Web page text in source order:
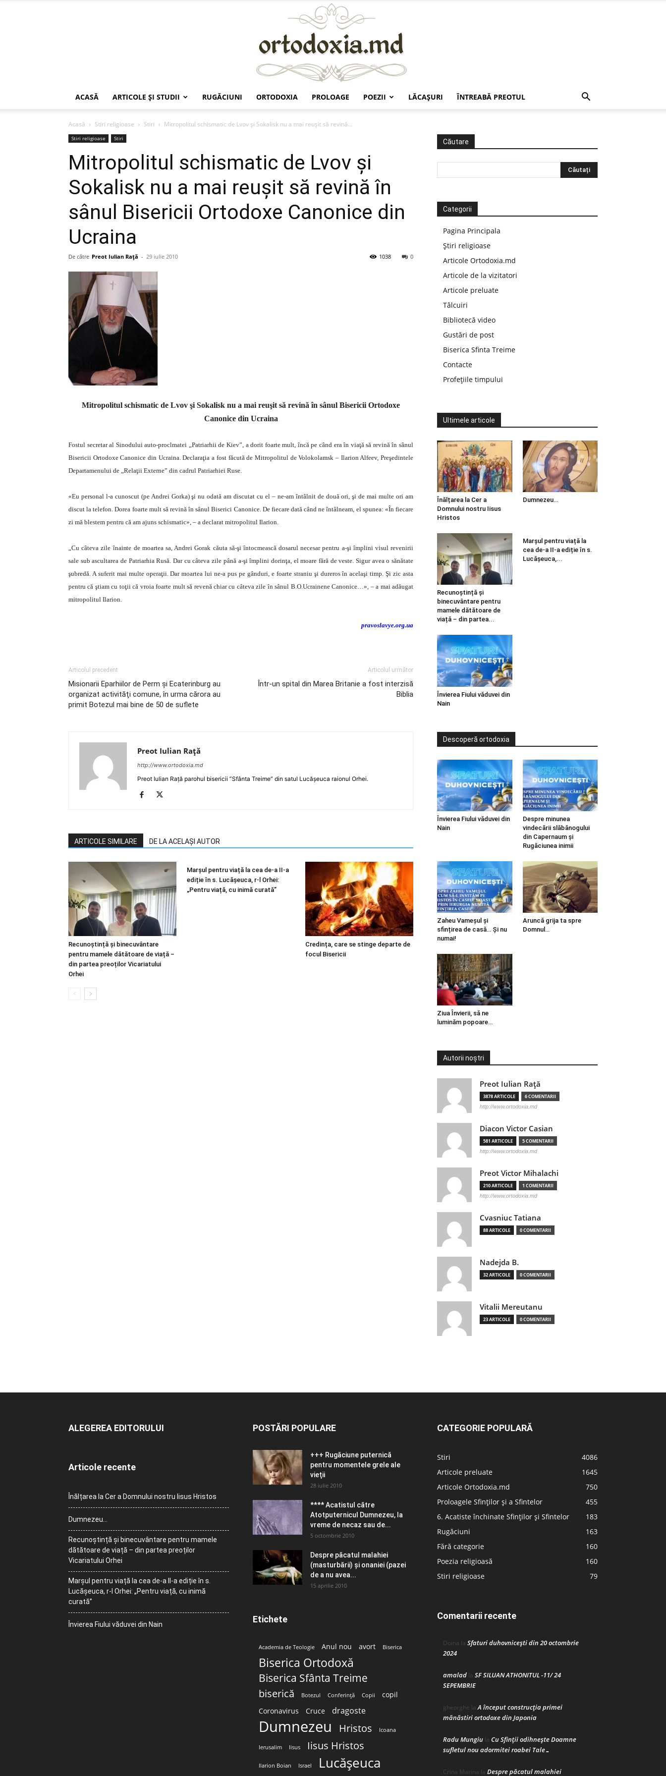
ACASĂ ARTICOLE ŞI STUDII RUGĂCIUNI ORTODOXIA PROLOAGE POEZII LĂCAŞURI ÎNTREABĂ PREOTUL
Acasă Stiri religioase Stiri Mitropolitul schismatic de Lvov şi Sokalisk nu a mai reuşit să revină...
Stiri religioase Stiri
Mitropolitul schismatic de Lvov şi
Sokalisk nu a mai reuşit să revină în
sânul Bisericii Ortodoxe Canonice din
Ucraina
De către Preot Iulian Raţă - 29 iulie 2010 0
1038
Mitropolitul schismatic de Lvov şi Sokalisk nu a mai reuşit să revină în sânul Bisericii Ortodoxe
Canonice din Ucraina
Fostul secretar al Sinodului auto-proclmatei „Patriarhii de Kiev”, a dorit foarte mult, încă pe când era în viaţă să revină în sânul
Bisericii Ortodoxe Canonice din Ucraina. Declaraţia a fost făcută de Mitropolitul de Volokolamsk – Ilarion Alfeev, Preşedintele
Departamenului de „Relaţii Externe” din cadrul Patriarhiei Ruse.
«Eu personal l-a cunoscut (pe Andrei Gorka) şi nu odată am discutat cu el – ne-am întâlnit de două ori, şi de mai multe ori am
discut la telefon. Dorea foarte mult să revină în sânul Biserici Canonice. De fiecare dată când ne întâlneam, el spunea: «În fiecare
zi mă blestem pentru că am ajuns schismatic», – a declarat mitropolitul Ilarion.
„Cu câteva zile înainte de moartea sa, Andrei Gorak căuta să-şi întocmească dosarul necesar pentru a-şi împlini visul revenirii
sale sub ascultarea de Patriarhia Rusă. Dar cu câteva zile până a-şi împlini dorinţa, el moare fără de veste. Sigur avea o sănătate
şubredă. A suferit mai multe operaţii. Dar moartea lui ne-a pus pe gânduri, e foarte straniu şi dureros în acelaşi timp. Şi zic asta
pentru că ştiam cu toţii că vroia foarte mult să revenă chiar cu câteva zile în sânul B.O.Ucrainene Canonice…», – a mai adăugat
mitropolitul Ilarion.
pravoslavye.org.ua
Articolul precedent
Misionarii Eparhiilor de Perm şi Ecaterinburg au
organizat activităţi comune, în urma cărora au
primit Botezul mai bine de 50 de suflete
Articolul următor
Într-un spital din Marea Britanie a fost interzisă
Biblia
Preot Iulian Raţă
http://www.ortodoxia.md
Preot Iulian Rață parohul bisericii ”Sfânta Treime” din satul Lucășeuca raionul Orhei.
ARTICOLE SIMILARE DE LA ACELAȘI AUTOR
Recunoștință și binecuvântare
pentru mamele dătătoare de viață –
din partea preoților Vicariatului
Orhei
Marșul pentru viață la cea de-a II-a
ediție în s. Lucășeuca, r-l Orhei:
„Pentru viață, cu inimă curată”
Credința, care se stinge departe de
focul Bisericii
Căutare
Categorii
Pagina Principala
Știri religioase
Articole Ortodoxia.md
Articole de la vizitatori
Articole preluate
Tâlcuiri
Bibliotecă video
Gustări de post
Biserica Sfinta Treime
Contacte
Profețiile timpului
Ultimele articole
Înălțarea la Cer a
Domnului nostru Iisus
Hristos
Dumnezeu…
Recunoștință și
binecuvântare pentru
mamele dătătoare de
viață – din partea...
Marșul pentru viață la
cea de-a II-a ediție în s.
Lucășeuca,...
Învierea Fiului văduvei din
Nain
Descoperă ortodoxia
Învierea Fiului văduvei din
Nain
Despre minunea
vindecării slăbănogului
din Capernaum și
Rugăciunea inimii
Zaheu Vameșul și
sfințirea de casă… Și nu
numai!
Aruncă grija ta spre
Domnul…
Ziua Învierii, să ne
luminăm popoare…
Autorii noștri
Preot Iulian Raţă
3878 ARTICOLE 6 COMENTARII
http://www.ortodoxia.md
Diacon Victor Casian
581 ARTICOLE 5 COMENTARII
http://www.ortodoxia.md
Preot Victor Mihalachi
210 ARTICOLE 1 COMENTARII
http://www.ortodoxia.md
Cvasniuc Tatiana
88 ARTICOLE 0 COMENTARII
Nadejda B.
32 ARTICOLE 0 COMENTARII
Vitalii Mereutanu
23 ARTICOLE 0 COMENTARII
ALEGEREA EDITORULUI
Articole recente
Înălțarea la Cer a Domnului nostru Iisus Hristos
Dumnezeu…
Recunoștință și binecuvântare pentru mamele
dătătoare de viață – din partea preoților
Vicariatului Orhei
Marșul pentru viață la cea de-a II-a ediție în s.
Lucășeuca, r-l Orhei: „Pentru viață, cu inimă
curată”
Învierea Fiului văduvei din Nain
POSTĂRI POPULARE
+++ Rugăciune puternică
pentru momentele grele ale
vieţii
28 iulie 2010
**** Acatistul către
Atotputernicul Dumnezeu, la
vreme de necaz sau de...
5 octombrie 2010
Despre păcatul malahiei
(masturbării) şi onaniei (pazei
de a nu avea...
15 aprilie 2010
Etichete
Academia de Teologie Anul nou avort Biserica
Biserica Ortodoxă
Biserica Sfânta Treime
biserică Botezul Conferință Copii
copil
Coronavirus
Cruce dragoste
Dumnezeu Hristos Icoana
Ierusalim Iisus Iisus Hristos
Ilarion Boian Israel Lucășeuca
CATEGORIE POPULARĂ
Stiri
4086
Articole preluate
1645
Articole Ortodoxia.md
750
Proloagele Sfinților și a Sfintelor
455
6. Acatiste închinate Sfinților și Sfintelor
183
Rugăciuni
163
Fără categorie
160
Poezia religioasă
160
Stiri religioase
79
Comentarii recente
Doina la Sfaturi duhovnicești din 20 octombrie
2024
amalad la SF SILUAN ATHONITUL -11/ 24
SEPEMBRIE
gheorghe laA început construcţia primei
mănăstiri ortodoxe din Japonia
Radu Mungiu la Cu Sfinții odihnește Doamne
sufletul nou adormitei roabei Tale…
Crina Marina la Despre păcatul malahiei